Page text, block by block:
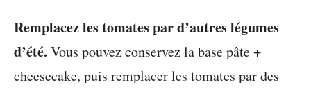
Remplacez les tomates par d’autres légumes
d’été. Vous pouvez conservez la base pâte +
cheesecake, puis remplacer les tomates par des